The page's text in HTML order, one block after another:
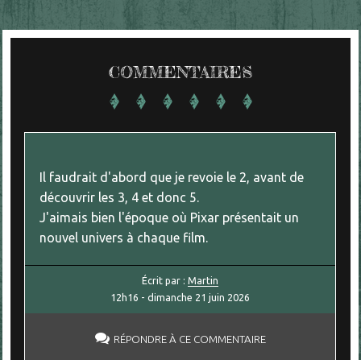
COMMENTAIRES
Il faudrait d'abord que je revoie le 2, avant de
découvrir les 3, 4 et donc 5.
J'aimais bien l'époque où Pixar présentait un
nouvel univers à chaque film.
Écrit par :Martin
12h16 -dimanche 21 juin 2026
RÉPONDRE À CE COMMENTAIRE